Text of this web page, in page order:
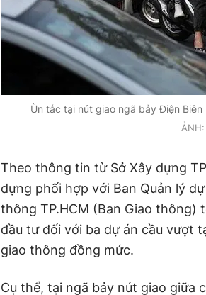
Ùn tắc tại nút giao ngã bảy Điện
Theo thông tin từ Sở Xây dựng
dựng phối hợp với Ban Quản lý
thông TP.HCM (Ban Giao thông)
đầu tư đối với ba dự án cầu vượt
giao thông đồng mức.
Cụ thể, tại ngã bảy nút giao giữa